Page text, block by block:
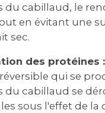
du cabillaud, le
en évitant une
sec.
des protéines :
qui se
du cabillaud se
sous l'effet de la